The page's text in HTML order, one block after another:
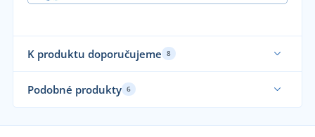
K produktu doporučujeme 8
Podobné produkty 6